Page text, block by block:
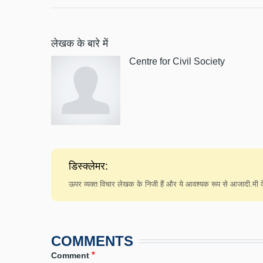
लेखक के बारे में
Centre for Civil Society
डिस्क्लेमर:
ऊपर व्यक्त विचार लेखक के निजी हैं और ये आवश्यक रूप से आजादी.मी के
COMMENTS
Comment